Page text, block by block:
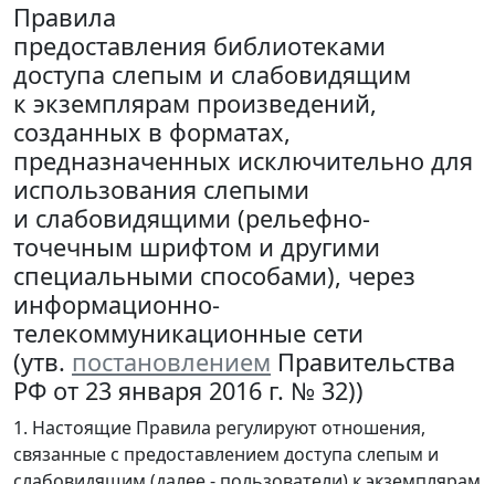
Правила
предоставления библиотеками
доступа слепым и слабовидящим
к экземплярам произведений,
созданных в форматах,
предназначенных исключительно для
использования слепыми
и слабовидящими (рельефно-
точечным шрифтом и другими
специальными способами), через
информационно-
телекоммуникационные сети
(утв. постановлением Правительства
РФ от 23 января 2016 г. № 32))
1. Настоящие Правила регулируют отношения,
связанные с предоставлением доступа слепым и